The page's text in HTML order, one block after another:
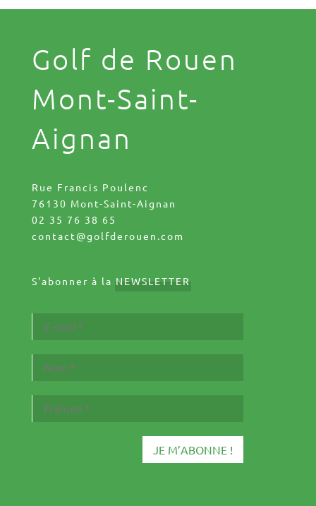
Golf de Rouen
Mont-Saint-
Aignan
Rue Francis Poulenc
76130 Mont-Saint-Aignan
02 35 76 38 65
contact@golfderouen.com
S'abonner à la NEWSLETTER